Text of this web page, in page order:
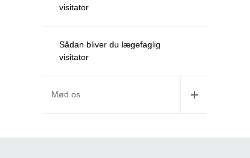
visitator
Sådan bliver du lægefaglig
visitator
Mød os